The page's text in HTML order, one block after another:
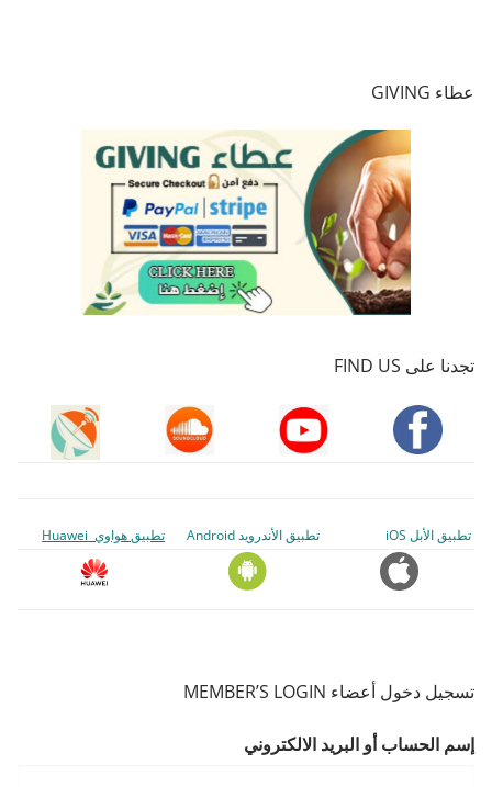
عطاء GIVING
تجدنا على FIND US
تطبيق الأبل iOS تطبيق الأندرويد Android تطبيق هواوي Huawei
تسجيل دخول أعضاء MEMBER’S LOGIN
إسم الحساب أو البريد الالكتروني